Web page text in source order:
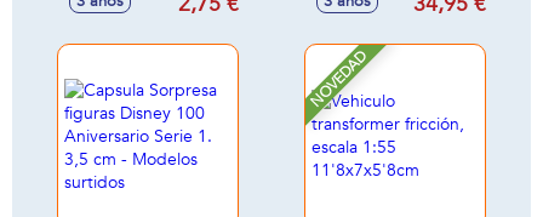
escala 1:64 -
Accesorios Y Las
Zoe.
NOVEDAD